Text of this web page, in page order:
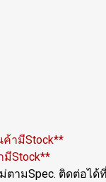
ามีStock**
Stock**
มSpec. ติดต่อได้ที่